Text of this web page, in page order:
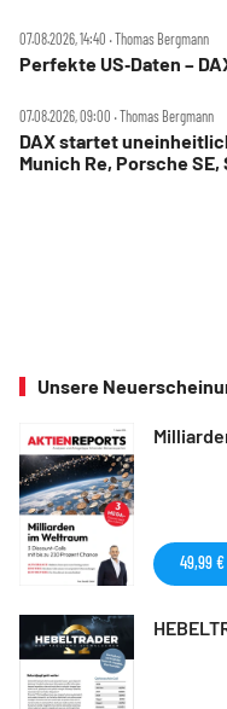
07.08.2026, 14:40 ‧ Thomas Bergmann
Perfekte US‑Daten –
07.08.2026, 09:00 ‧ Thomas Bergmann
DAX startet
Munich Re, Porsche
Unsere
49,99 €